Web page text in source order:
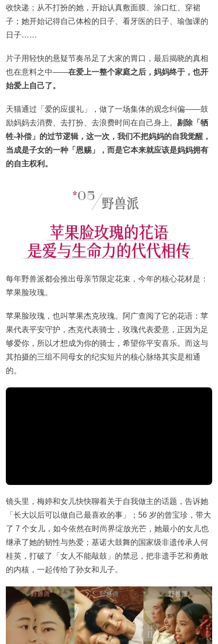
收快递；从不打扮的她，开始认真敷面膜、涂口红、穿裙
子；她开始记得自己体检的日子、看牙医的日子、瑜伽课的
日子……
片子用轻快的悬疑节奏吊足了大家的胃口，最后揭晓的真相
也在意料之中——在爱上一整个家庭之后，妈妈终于，也开
始爱上自己了。
天猫通过「爱的应援礼」，做了一场集体的观念纠偏——鼓
励妈妈去消费、去打扮、去浪费时间在自己身上。 剔除「牺
牲-补偿」的过节逻辑，这一次，我们不把妈妈的自我觉醒，
当成是子女的一种「恩赐」，而是它本来就应该是妈妈拥有
的自主权利。
每年野兽派都会推出母亲节限定花束，今年的核心花材是：
苹果脸玫瑰。
苹果脸玫瑰，也叫苹果杰克玫瑰。阿广查阅了它的花语：苹
果代表平安守护，杰克代表骑士，玫瑰代表爱意，正因为足
够爱你，所以才想成为你的骑士，希望你平安喜乐。而这与
其拍摄的三组不同母女的纪实短片的核心脉络其实是相通
的。
镜头里，梅婷和女儿快快聊着关于自我做主的话题，告诉她
「长大以后可以做自己最喜欢的事」；56 岁的曾宝珍，带大
了 7 个女儿，如今依然在时尚界绽放光芒，她最小的女儿也
继承了她的韧性与热爱；基诺大鼓舞的国家级非遗传承人何
桂英，打破了「女人不能敲鼓」的禁忌，把非遗手艺和勇敢
的内核，一起传给了孙女和儿子。